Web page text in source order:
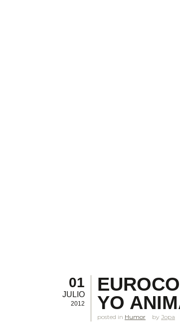
01
JULIO
2012
YO
posted in Humor Jopa